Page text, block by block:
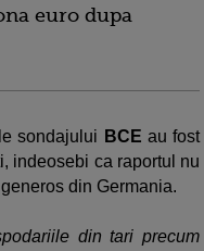
euro dupa
sondajului BCE au fost
indeosebi ca raportul nu
din Germania.
din tari precum